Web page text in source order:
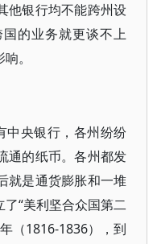
他银行均不能跨州设
的业务就更谈不上
。
中央银行，各州纷纷
通的纸币。各州都发
就是通货膨胀和一堆
“美利坚合众国第二
（1816-1836），到